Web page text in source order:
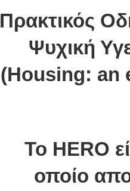
Πρακτικός
Ψυχική
(Housing: an
Το HERO
οποίο